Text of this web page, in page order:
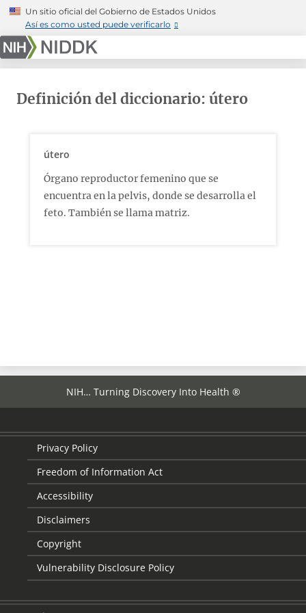
Skip
content
Un sitio oficial del Gobierno de Estados Unidos
Así es como usted puede verificarlo
Definición del diccionario: útero
útero
Órgano reproductor femenino que se
encuentra en la pelvis, donde se desarrolla el
feto. También se llama matriz.
NIH… Turning Discovery Into Health ®
Privacy Policy
Freedom of Information Act
Accessibility
Disclaimers
Copyright
Vulnerability Disclosure Policy